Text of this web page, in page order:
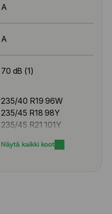
A
A
70 dB (1)
235/40 R19 96W
235/45 R18 98Y
235/45 R21 101Y
235/50 R20 104Y
Näytä kaikki koot